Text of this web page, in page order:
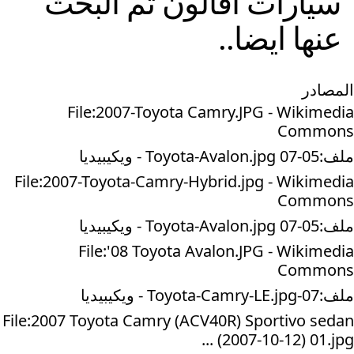
عنها ايضا..
المصادر
File:2007-Toyota Camry.JPG - Wikimedia
Commons
ملف:05-07 Toyota-Avalon.jpg - ويكيبيديا
File:2007-Toyota-Camry-Hybrid.jpg - Wikimedia
Commons
ملف:05-07 Toyota-Avalon.jpg - ويكيبيديا
File:'08 Toyota Avalon.JPG - Wikimedia
Commons
ملف:07-Toyota-Camry-LE.jpg - ويكيبيديا
File:2007 Toyota Camry (ACV40R) Sportivo sedan
(2007-10-12) 01.jpg ...